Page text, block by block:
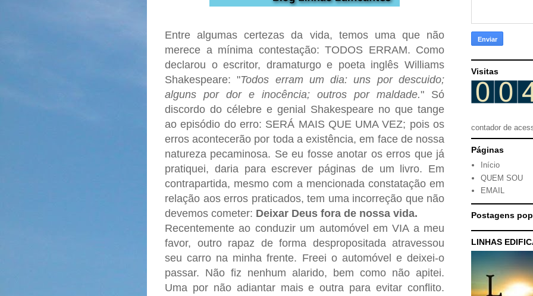
Entre algumas certezas da vida, temos uma que não
merece a mínima contestação: TODOS ERRAM. Como
declarou o escritor, dramaturgo e poeta inglês Williams
Shakespeare: "Todos erram um dia: uns por descuido;
alguns por dor e inocência; outros por maldade." Só
discordo do célebre e genial Shakespeare no que tange
ao episódio do erro: SERÁ MAIS QUE UMA VEZ; pois os
erros acontecerão por toda a existência, em face de nossa
natureza pecaminosa. Se eu fosse anotar os erros que já
pratiquei, daria para escrever páginas de um livro. Em
contrapartida, mesmo com a mencionada constatação em
relação aos erros praticados, tem uma incorreção que não
devemos cometer: Deixar Deus fora de nossa vida.
Recentemente ao conduzir um automóvel em VIA a meu
favor, outro rapaz de forma despropositada atravessou
seu carro na minha frente. Freei o automóvel e deixei-o
passar. Não fiz nenhum alarido, bem como não apitei.
Uma por não adiantar mais e outra para evitar conflito.
Visitas
contador de
Páginas
Início
QUEM SOU
EMAIL
Postagens
LINHAS